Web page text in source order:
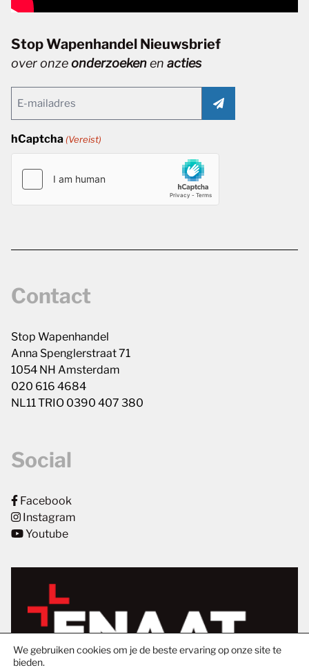
Stop Wapenhandel Nieuwsbrief
over onzeonderzoekenen acties
(Vereist)
hCaptcha (Vereist)
Contact
Stop Wapenhandel
Anna Spenglerstraat 71
1054 NH Amsterdam
020 616 4684
NL11 TRIO 0390 407 380
Social
Facebook
Instagram
Youtube
We gebruiken cookies om je de beste ervaring op onze site te
bieden.